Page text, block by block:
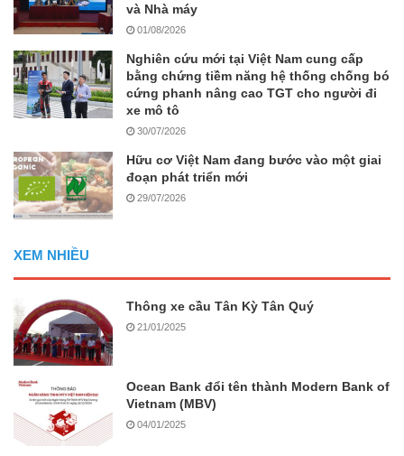
và Nhà máy
01/08/2026
Nghiên cứu mới tại Việt Nam cung cấp
bằng chứng tiềm năng hệ thống chống bó
cứng phanh nâng cao TGT cho người đi
xe mô tô
30/07/2026
Hữu cơ Việt Nam đang bước vào một giai
đoạn phát triển mới
29/07/2026
XEM NHIỀU
Thông xe cầu Tân Kỳ Tân Quý
21/01/2025
Ocean Bank đổi tên thành Modern Bank of
Vietnam (MBV)
04/01/2025